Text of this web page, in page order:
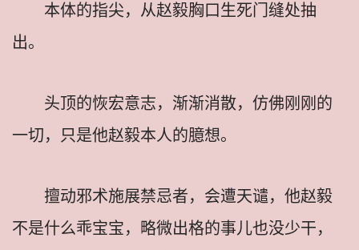
本体的指尖，从赵毅胸口生死门缝处抽
出。
头顶的恢宏意志，渐渐消散，仿佛刚刚的
一切，只是他赵毅本人的臆想。
擅动邪术施展禁忌者，会遭天谴，他赵毅
不是什么乖宝宝，略微出格的事儿也没少干，